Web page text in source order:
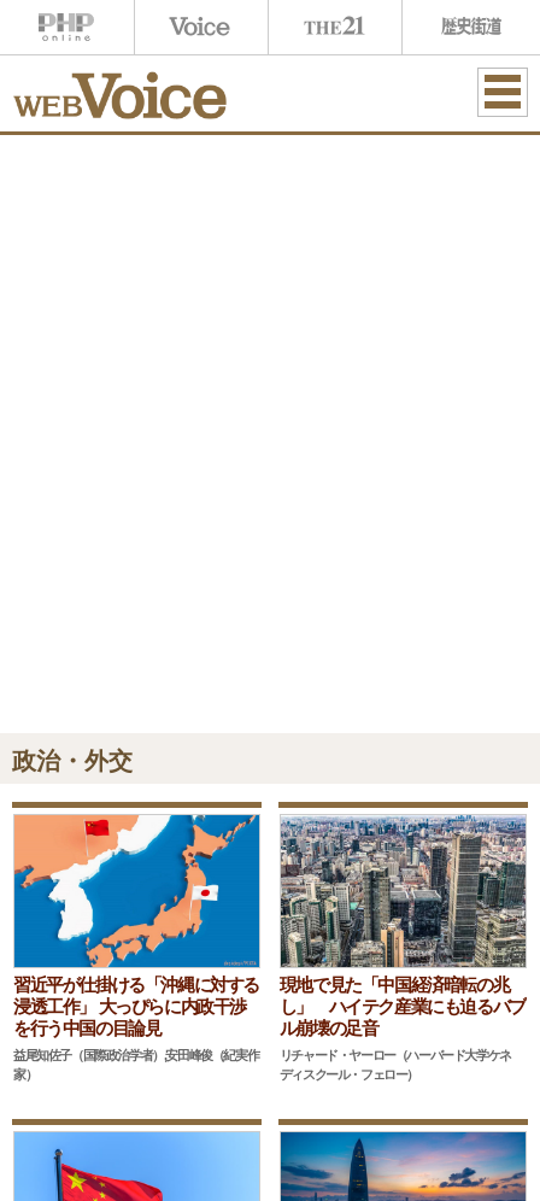
政治・外交
習近平が仕掛ける「沖縄に対する
浸透工作」 大っぴらに内政干渉
を行う中国の目論見
益尾知佐子（国際政治学者）,安田峰俊（紀実作
家）
現地で見た「中国経済暗転の兆
し」 ハイテク産業にも迫るバブ
ル崩壊の足音
リチャード・ヤーロー（ハーバード大学ケネ
ディスクール・フェロー）